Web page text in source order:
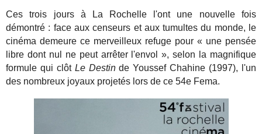
Ces trois jours à La Rochelle l'ont une nouvelle fois
démontré : face aux censeurs et aux tumultes du monde, le
cinéma demeure ce merveilleux refuge pour « une pensée
libre dont nul ne peut arrêter l'envol », selon la magnifique
formule qui clôt Le Destinde Youssef Chahine (1997), l'un
des nombreux joyaux projetés lors de ce 54e Fema.